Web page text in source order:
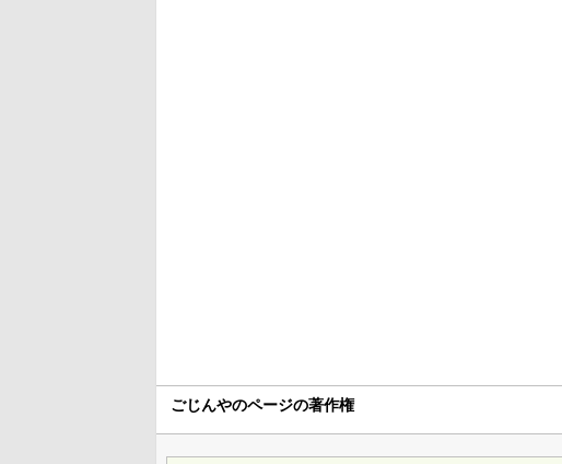
ごじんやのページの著作権